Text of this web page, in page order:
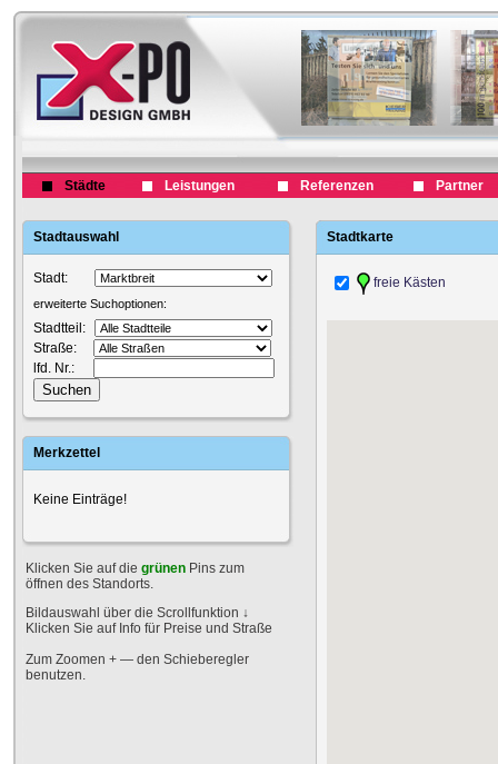
Städte Leistungen Referenzen Partner
Stadtauswahl
Stadt:
erweiterte Suchoptionen:
Stadtteil:
Straße:
lfd. Nr.:
Merkzettel
Keine Einträge!
Klicken Sie auf die grünen Pins zum
öffnen des Standorts.
Bildauswahl über die Scrollfunktion ↓
Klicken Sie auf Info für Preise und Straße
Zum Zoomen + — den Schieberegler
benutzen.
Stadtkarte
freie Kästen